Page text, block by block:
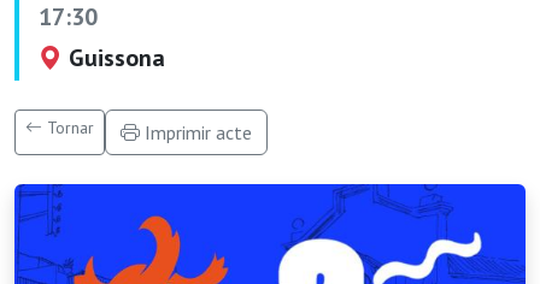
17:30
Guissona
Tornar Imprimir acte